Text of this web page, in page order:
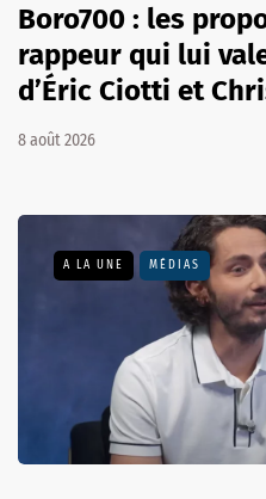
Boro700 : les
rappeur qui lui
d’Éric Ciotti et
8 août 2026
A LA UNE MÉDIAS